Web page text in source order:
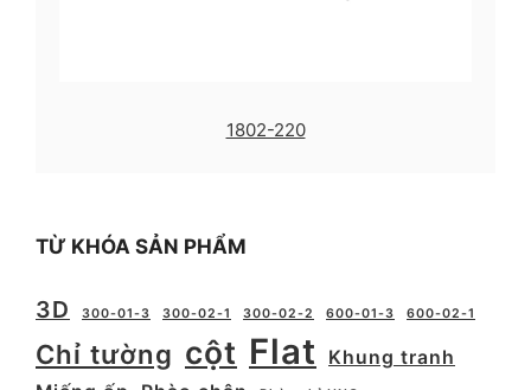
1802-220
TỪ KHÓA SẢN PHẨM
3D 300-01-3 300-02-1 300-02-2 600-01-3 600-02-1
Chỉ tường cột Flat
Khung tranh